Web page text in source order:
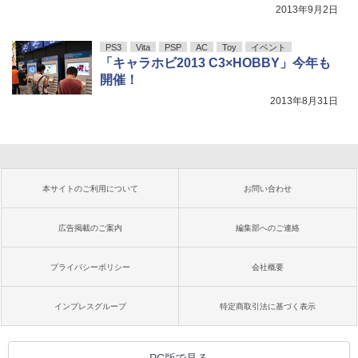
2013年9月2日
PS3 Vita PSP AC Toy イベント
「キャラホビ2013 C3×HOBBY」今年も
開催！
2013年8月31日
本サイトのご利用について お問い合わせ
広告掲載のご案内 編集部へのご連絡
プライバシーポリシー 会社概要
インプレスグループ 特定商取引法に基づく表示